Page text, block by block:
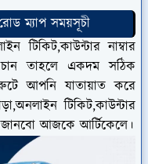
ম্যাপ সময়সূচী
টিকিট,কাউন্টার নাম্বার
তাহলে একদম সঠিক
আপনি যাতায়াত করে
টিকিট,কাউন্টার
জানবো আজকে আর্টিকেলে।